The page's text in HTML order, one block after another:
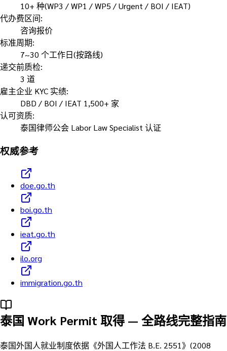
10+ 种(WP3 / WP1 / WP5 / Urgent / BOI / IEAT)
代办费区间:
咨询报价
标准周期:
7~30 个工作日(按路线)
递交前质检:
3 道
雇主企业 KYC 实绩:
DBD / BOI / IEAT 1,500+ 家
认可资质:
泰国律师公会 Labor Law Specialist 认证
权威参考
doe.go.th
boi.go.th
ieat.go.th
ilo.org
immigration.go.th
泰国 Work Permit 取得 — 全路线完整指南
泰国外国人就业制度依据《外国人工作法 B.E. 2551》(2008